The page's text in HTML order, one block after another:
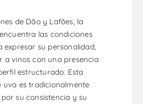
de Dão y Lafões, la
las condiciones
expresar su personalidad,
a vinos con una presencia
estructurado. Esta
uva es tradicionalmente
su consistencia y su